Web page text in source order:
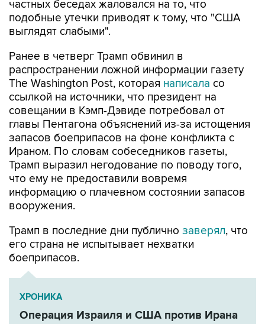
частных беседах жаловался на то, что
подобные утечки приводят к тому, что "США
выглядят слабыми".
Ранее в четверг Трамп обвинил в
распространении ложной информации газету
The Washington Post, которая написала со
ссылкой на источники, что президент на
совещании в Кэмп-Дэвиде потребовал от
главы Пентагона объяснений из-за истощения
запасов боеприпасов на фоне конфликта с
Ираном. По словам собеседников газеты,
Трамп выразил негодование по поводу того,
что ему не предоставили вовремя
информацию о плачевном состоянии запасов
вооружения.
Трамп в последние дни публично заверял, что
его страна не испытывает нехватки
боеприпасов.
ХРОНИКА
Операция Израиля и США против Ирана